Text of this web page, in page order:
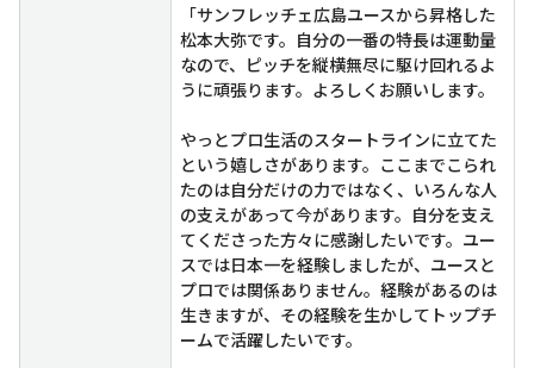
「サンフレッチェ広島ユースから昇格した
松本大弥です。自分の一番の特長は運動量
なので、ピッチを縦横無尽に駆け回れるよ
うに頑張ります。よろしくお願いします。
やっとプロ生活のスタートラインに立てた
という嬉しさがあります。ここまでこられ
たのは自分だけの力ではなく、いろんな人
の支えがあって今があります。自分を支え
てくださった方々に感謝したいです。ユー
スでは日本一を経験しましたが、ユースと
プロでは関係ありません。経験があるのは
生きますが、その経験を生かしてトップチ
ームで活躍したいです。